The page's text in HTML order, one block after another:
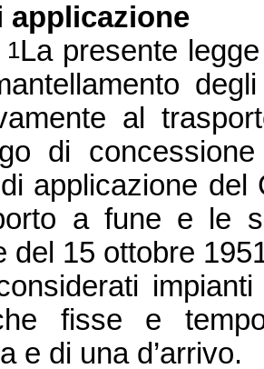
applicazione
1La presente
al
di
applicazione del
a fune e le
del 15 ottobre
fisse e
e di una d’arrivo.